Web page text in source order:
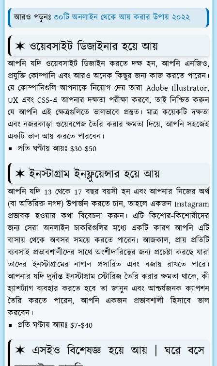
আরও পড়ুনঃ ৩০টি অনলাইন থেকে আয় করার উপায় ২০২২
✶ ওয়েবসাইট ডিজাইনার হয়ে আয়
আপনি যদি ওয়েবসাইট ডিজাইন করতে দক্ষ হন, আপনি এনজিও,
প্রযুক্তি কোম্পানি এবং আরও অনেক কিছুর জন্য কাজ করতে পারেন।
যে কোম্পানিগুলি আপনাকে নিয়োগ দেয় তারা Adobe Illustrator,
UX এবং CSS-এ আপনার দক্ষতা পরীক্ষা করবে, তাই নিশ্চিত করুন
যে আপনি এই ক্ষেত্রগুলিতে ভালভাবে প্রস্তুত। মাত্র কয়েকটি দক্ষতা
এবং নজরকাড়া ওয়েবপেজ তৈরি করার ক্ষমতা দিয়ে, আপনি সহজেই
একটি ভাল আয় করতে পারবেন।
প্রতি ঘণ্টায় আয়ঃ $30-$50
✶ ইনস্টাগ্রাম ইনফ্লুয়েন্সার হয়ে আয়
আপনি যদি 13 থেকে 17 বছর বয়সী হন এবং আপনার নিজের অর্থ
(বা অতিরিক্ত নগদ) উপার্জন করতে চান, তাহলে একজন Instagram
প্রভাবক হওয়ার কথা বিবেচনা করুন। এটি কিশোর-কিশোরীদের
জন্য সেরা অনলাইন চাকরিগুলির মধ্যে একটি কারণ আপনি এটি
বাসায় থেকে অবসর সময়ে করতে পারেন৷ আজকাল, প্রায় প্রতিটি
ব্যবসাই প্রভাবশালীদের সাথে অংশীদারিত্বের জন্য প্রচেষ্টা করছে যারা
তাদের ইনস্টাগ্রামের নাগাল প্রসারিত এবং বজায় রাখতে পারে।
আপনার যদি দুর্দান্ত ইনস্টাগ্রাম স্টোরিজ তৈরি করার ক্ষমতা থাকে, কী
হ্যাশট্যাগ ব্যবহার করতে হবে তা জানুন এবং আশ্চর্যজনক ক্যাপশন
তৈরি করতে পারেন, আপনি একজন প্রভাবশালী হিসাবে ভাল
করবেন।
প্রতি ঘণ্টায় আয়ঃ $7-$40
✶ এসইও বিশেষজ্ঞ হয়ে আয় | ঘরে বসে